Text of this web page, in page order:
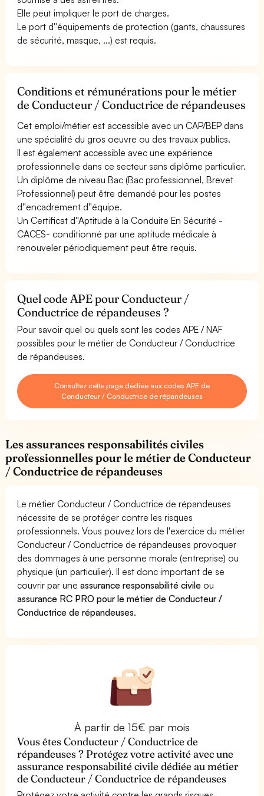
Elle peut impliquer le port de charges.
Le port d''équipements de protection (gants, chaussures
de sécurité, masque, ...) est requis.
Conditions et rémunérations pour le métier
de Conducteur / Conductrice de répandeuses
Cet emploi/métier est accessible avec un CAP/BEP dans
une spécialité du gros oeuvre ou des travaux publics.
Il est également accessible avec une expérience
professionnelle dans ce secteur sans diplôme particulier.
Un diplôme de niveau Bac (Bac professionnel, Brevet
Professionnel) peut être demandé pour les postes
d''encadrement d''équipe.
Un Certificat d''Aptitude à la Conduite En Sécurité -
CACES- conditionné par une aptitude médicale à
renouveler périodiquement peut être requis.
Quel code APE pour Conducteur /
Conductrice de répandeuses ?
Pour savoir quel ou quels sont les codes APE / NAF
possibles pour le métier de Conducteur / Conductrice
de répandeuses.
Consultez cette page dédiée aux codes APE de
Conducteur / Conductrice de répandeuses
Les assurances responsabilités civiles
professionnelles pour le métier de Conducteur
/ Conductrice de répandeuses
Le métier Conducteur / Conductrice de répandeuses
nécessite de se protéger contre les risques
professionnels. Vous pouvez lors de l'exercice du métier
Conducteur / Conductrice de répandeuses provoquer
des dommages à une personne morale (entreprise) ou
physique (un particulier). Il est donc important de se
couvrir par uneassurance responsabilité civile ou
assurance RC PRO pour le métier de Conducteur /
Conductrice de répandeuses.
À partir de 15€ par mois
Vous êtes Conducteur / Conductrice de
répandeuses ? Protégez votre activité avec une
assurance responsabilité civile dédiée au métier
de Conducteur / Conductrice de répandeuses